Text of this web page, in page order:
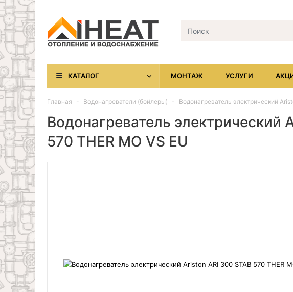
КАТАЛОГ МОНТАЖ УСЛУГИ
Главная Водонагреватели (бойлеры) Водонагреватель электрический
Водонагреватель электрический
570 THER MO VS EU